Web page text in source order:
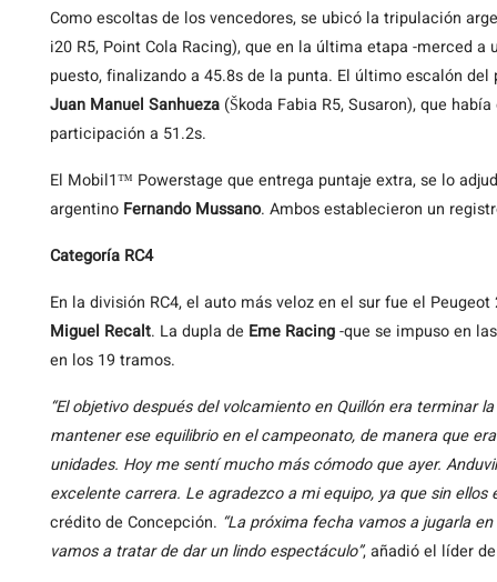
Como escoltas de los vencedores, se ubicó la tripulación
i20 R5, Point Cola Racing), que en la última etapa -merced
puesto, finalizando a 45.8s de la punta. El último escalón
Juan Manuel Sanhueza (Škoda Fabia R5, Susaron), que
participación a 51.2s.
El Mobil1™ Powerstage que entrega puntaje extra, se lo
argentino Fernando Mussano. Ambos establecieron un
Categoría RC4
En la división RC4, el auto más veloz en el sur fue el
Miguel Recalt. La dupla de Eme Racing-que se impuso en
en los 19 tramos.
“El objetivo después del volcamiento en Quillón era terminar
mantener ese equilibrio en el campeonato, de manera que
unidades. Hoy me sentí mucho más cómodo que ayer.
excelente carrera. Le agradezco a mi equipo, ya que sin ellos
crédito de Concepción. “La próxima fecha vamos a jugarla
vamos a tratar de dar un lindo espectáculo”, añadió el líder